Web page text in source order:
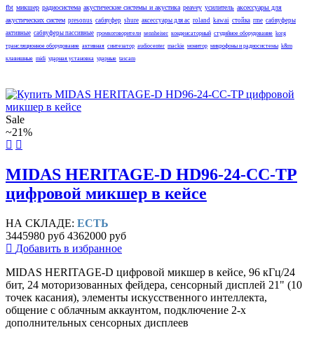
fbt микшер радиосистема акустические системы и акустика peavey усилитель аксессуары для
акустических систем presonus сабвуфер shure аксессуары для ас roland kawai стойка rme сабвуферы
активные сабвуферы пассивные громкоговорители sennheiser конденсаторный студийное оборудование korg
трансляционное оборудование активная синтезатор audiocenter mackie монитор микрофоны и радиосистемы k&m
клавишные midi ударная установка ударные tascam
Sale
~21%
MIDAS HERITAGE-D HD96-24-CC-TP
цифровой микшер в кейсе
НА СКЛАДЕ: ЕСТЬ
3445980 руб 4362000 руб
Добавить в избранное
MIDAS HERITAGE-D цифровой микшер в кейсе, 96 кГц/24
бит, 24 моторизованных фейдера, сенсорный дисплей 21" (10
точек касания), элементы искусственного интеллекта,
общение с облачным аккаунтом, подключение 2-х
дополнительных сенсорных дисплеев